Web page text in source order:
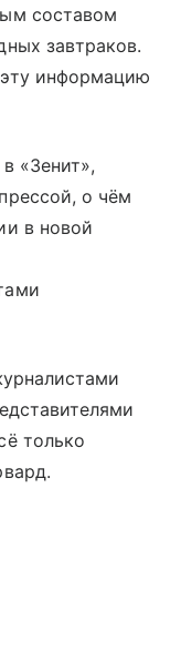
составом
завтраков.
информацию
«Зенит»,
о чём
в новой
только